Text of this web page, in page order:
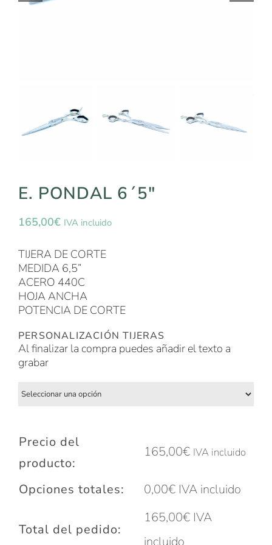
E. PONDAL 6´5″
165,00€ IVA incluido
TIJERA DE CORTE
MEDIDA 6,5”
ACERO 440C
HOJA ANCHA
POTENCIA DE CORTE
PERSONALIZACIÓN TIJERAS
Al finalizar la compra puedes añadir el texto a
grabar
Precio del
producto:
165,00€ IVA incluido
Opciones totales: 0,00€IVA incluido
Total del pedido:
165,00€IVA